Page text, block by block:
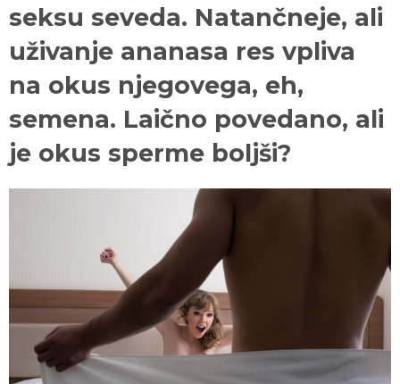
seksu seveda. Natančneje, ali
uživanje ananasa res vpliva
na okus njegovega, eh,
semena. Laično povedano, ali
je okus sperme boljši?